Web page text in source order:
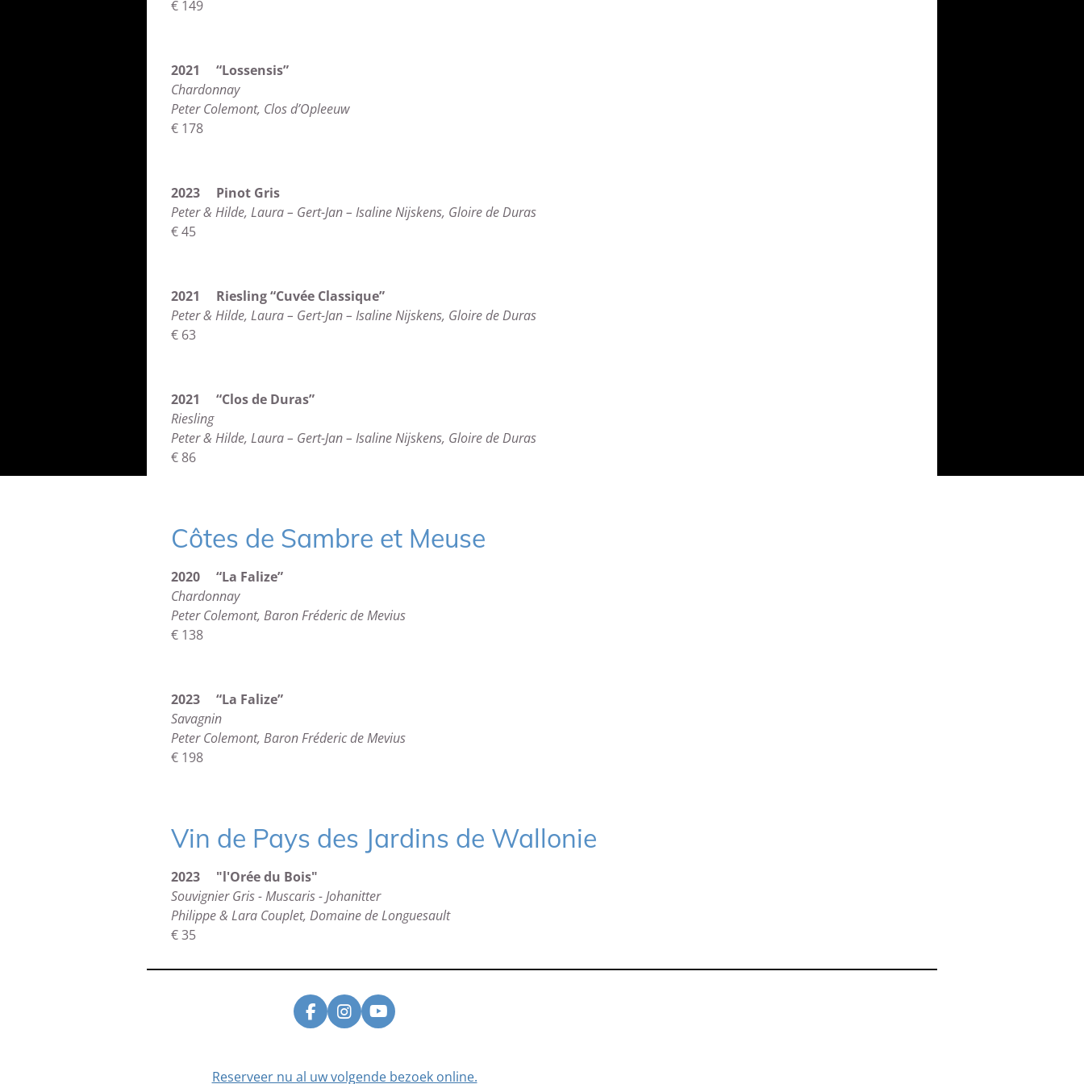
€ 149
2021 “Lossensis”
Chardonnay
Peter Colemont, Clos d’Opleeuw
€ 178
2023 Pinot Gris
Peter & Hilde, Laura – Gert-Jan – Isaline Nijskens, Gloire de Duras
€ 45
2021 Riesling “Cuvée Classique”
Peter & Hilde, Laura – Gert-Jan – Isaline Nijskens, Gloire de Duras
€ 63
2021 “Clos de Duras”
Riesling
Peter & Hilde, Laura – Gert-Jan – Isaline Nijskens, Gloire de Duras
€ 86
Côtes de Sambre et Meuse
2020 “La Falize”
Chardonnay
Peter Colemont, Baron Fréderic de Mevius
€ 138
2023 “La Falize”
Savagnin
Peter Colemont, Baron Fréderic de Mevius
€ 198
Vin de Pays des Jardins de Wallonie
2023 "l'Orée du Bois"
Souvignier Gris - Muscaris - Johanitter
Philippe & Lara Couplet, Domaine de Longuesault
€ 35
F
a
b
I
n
a
Y
o
u
Reserveer nu al uw volgende bezoek online.